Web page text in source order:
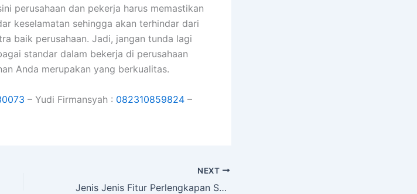
perusahaan dan pekerja harus memastikan
keselamatan sehingga akan terhindar dari
baik perusahaan. Jadi, jangan tunda lagi
standar dalam bekerja di perusahaan
Anda merupakan yang berkualitas.
– Yudi Firmansyah : 082310859824 –
NEXT
Jenis Jenis Fitur Perlengkapan Safety – Alat Safety